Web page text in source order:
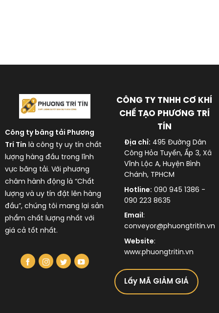
Công ty băng tải Phương
Trí Tín là công ty uy tín chất
lượng hàng đầu trong lĩnh
vực băng tải. Với phương
châm hành động là “Chất
lượng và uy tín đặt lên hàng
đầu”, chúng tôi mang lại sản
phẩm chất lượng nhất với
giá cả tốt nhất.
CÔNG TY TNHH CƠ KHÍ
CHẾ TẠO PHƯƠNG TRÍ
TÍN
Địa chỉ: 495 Đường Dân
Công Hỏa Tuyến, Ấp 3, Xã
Vĩnh Lộc A, Huyện Bình
Chánh, TPHCM
Hotline: 090 945 1386 -
090 223 8635
Email:
conveyor@phuongtritin.vn
Website:
www.phuongtritin.vn
Lấy MÃ GIẢM GIÁ